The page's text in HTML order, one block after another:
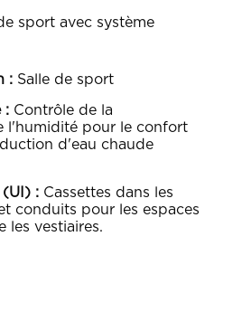
sport avec système
: Salle de sport
: Contrôle de la
l'humidité pour le confort
d'eau chaude
(UI) : Cassettes dans les
conduits pour les espaces
les vestiaires.